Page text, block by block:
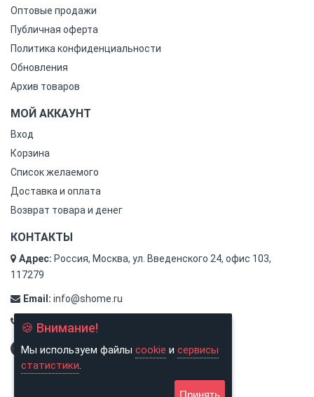
🍪 Внимание!
Мы используем файлы cookie и сервисы
статистики.
Принять
Оптовые продажи
Публичная оферта
Политика конфиденциальности
Обновления
Архив товаров
МОЙ АККАУНТ
Вход
Корзина
Список желаемого
Доставка и оплата
Возврат товара и денег
КОНТАКТЫ
Адрес: Россия, Москва, ул. Введенского 24, офис 103,
117279
Email: info@shome.ru
Тел.: 8 (800) 500-31-78